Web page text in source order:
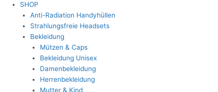
SHOP
Anti-Radiation Handyhüllen
Strahlungsfreie Headsets
Bekleidung
Mützen & Caps
Bekleidung Unisex
Damenbekleidung
Herrenbekleidung
Mutter & Kind